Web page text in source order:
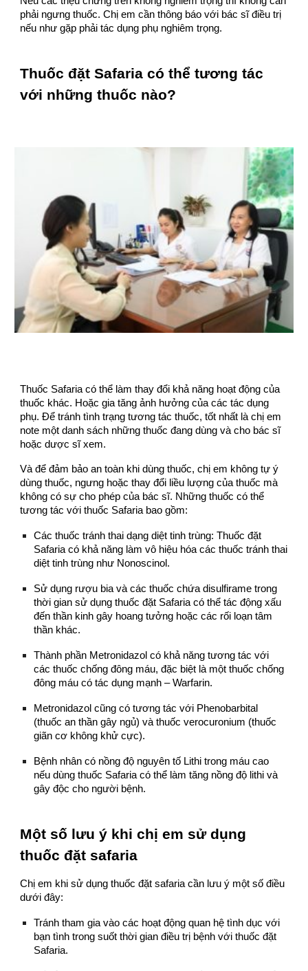
phải ngưng thuốc. Chị em cần thông báo với bác sĩ điều trị
nếu như gặp phải tác dụng phụ nghiêm trọng.
Thuốc đặt Safaria có thể tương tác
với những thuốc nào?
Thuốc Safaria có thể làm thay đổi khả năng hoạt động của
thuốc khác. Hoặc gia tăng ảnh hưởng của các tác dụng
phụ. Để tránh tình trạng tương tác thuốc, tốt nhất là chị em
note một danh sách những thuốc đang dùng và cho bác sĩ
hoặc dược sĩ xem.
Và để đảm bảo an toàn khi dùng thuốc, chị em không tự ý
dùng thuốc, ngưng hoặc thay đổi liều lượng của thuốc mà
không có sự cho phép của bác sĩ. Những thuốc có thể
tương tác với thuốc Safaria bao gồm:
Các thuốc tránh thai dạng diệt tinh trùng: Thuốc đặt
Safaria có khả năng làm vô hiệu hóa các thuốc tránh thai
diệt tinh trùng như Nonoscinol.
Sử dụng rượu bia và các thuốc chứa disulfirame trong
thời gian sử dụng thuốc đặt Safaria có thể tác động xấu
đến thần kinh gây hoang tưởng hoặc các rối loạn tâm
thần khác.
Thành phần Metronidazol có khả năng tương tác với
các thuốc chống đông máu, đặc biệt là một thuốc chống
đông máu có tác dụng mạnh – Warfarin.
Metronidazol cũng có tương tác với Phenobarbital
(thuốc an thần gây ngủ) và thuốc verocuronium (thuốc
giãn cơ không khử cực).
Bệnh nhân có nồng độ nguyên tố Lithi trong máu cao
nếu dùng thuốc Safaria có thể làm tăng nồng độ lithi và
gây độc cho người bệnh.
Một số lưu ý khi chị em sử dụng
thuốc đặt safaria
Chị em khi sử dụng thuốc đặt safaria cần lưu ý một số điều
dưới đây:
Tránh tham gia vào các hoạt động quan hệ tình dục với
bạn tình trong suốt thời gian điều trị bệnh với thuốc đặt
Safaria.